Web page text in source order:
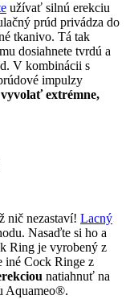
užívať silnú erekciu
prúd privádza do
tkanivo. Tá tak
dosiahnete tvrdú a
V kombinácii s
impulzy
extrémne,
nič nezastaví! Lacný
Nasaďte si ho a
Ring je vyrobený z
iné Cock Ringe z
natiahnuť na
Aquameo®.